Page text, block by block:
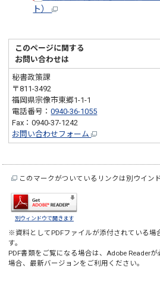
ト）
このページに関する
お問い合わせは
秘書政策課
〒811-3492
福岡県宗像市東郷1-1-1
電話番号：0940-36-1055
Fax：0940-37-1242
お問い合わせフォーム
このマークがついているリンクは別ウイン
別ウィンドウで開きます
※資料としてPDFファイルが添付されている場
す。
PDF書類をご覧になる場合は、Adobe Readerが
場合、最新バージョンをご利用ください。